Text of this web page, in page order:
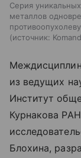
Серия
металлов
источник:
из ведущих
Институт
Курнакова
Блохина,